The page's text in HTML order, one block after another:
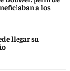
a los
llegar su